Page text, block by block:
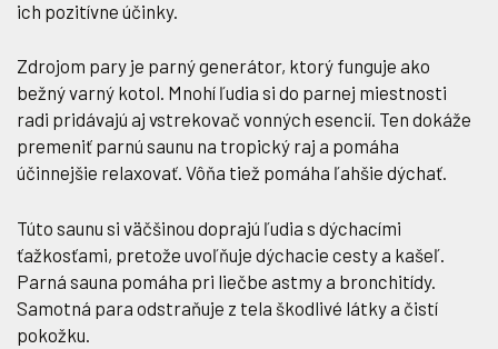
ich pozitívne účinky.
Zdrojom pary je parný generátor, ktorý funguje ako
bežný varný kotol. Mnohí ľudia si do parnej miestnosti
radi pridávajú aj vstrekovač vonných esencií. Ten dokáže
premeniť parnú saunu na tropický raj a pomáha
účinnejšie relaxovať. Vôňa tiež pomáha ľahšie dýchať.
Túto saunu si väčšinou doprajú ľudia s dýchacími
ťažkosťami, pretože uvoľňuje dýchacie cesty a kašeľ.
Parná sauna pomáha pri liečbe astmy a bronchitídy.
Samotná para odstraňuje z tela škodlivé látky a čistí
pokožku.